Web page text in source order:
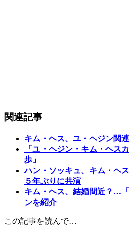
関連記事
キム・ヘス、ユ・ヘジン関
「ユ・ヘジン・キム・ヘス
歩」
ハン・ソッキュ、キム・ヘ
５年ぶりに共演
キム・ヘス、結婚間近？…
ンを紹介
この記事を読んで…